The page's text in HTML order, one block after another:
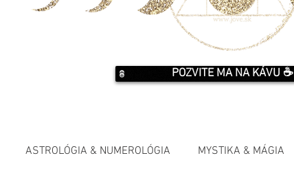
POZVITE MA NA KÁVU ☕️
ASTROLÓGIA & NUMEROLÓGIA MYSTIKA & MÁGIA